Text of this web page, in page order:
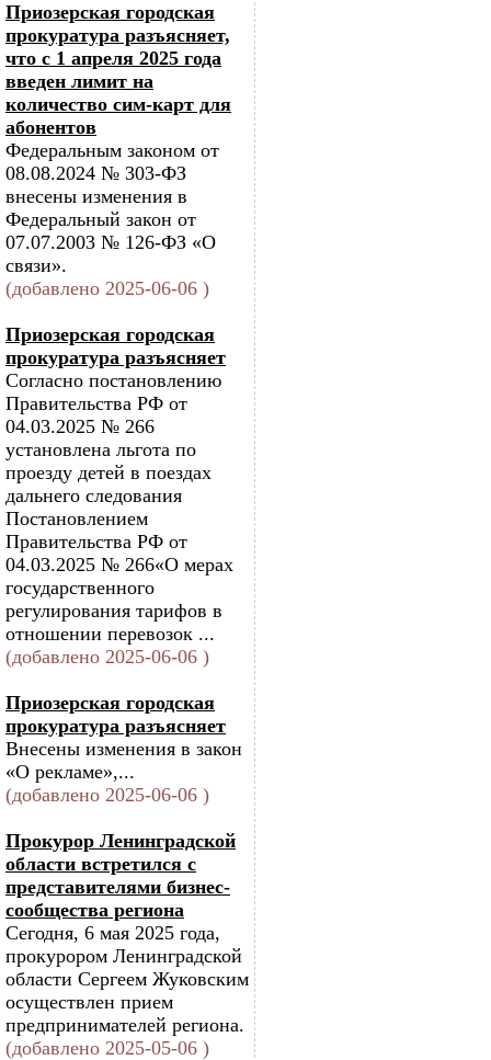
Приозерская городская
прокуратура разъясняет,
что с 1 апреля 2025 года
введен лимит на
количество сим-карт для
абонентов
Федеральным законом от
08.08.2024 № 303-ФЗ
внесены изменения в
Федеральный закон от
07.07.2003 № 126-ФЗ «О
связи».
(добавлено 2025-06-06 )
Приозерская городская
прокуратура разъясняет
Согласно постановлению
Правительства РФ от
04.03.2025 № 266
установлена льгота по
проезду детей в поездах
дальнего следования
Постановлением
Правительства РФ от
04.03.2025 № 266«О мерах
государственного
регулирования тарифов в
отношении перевозок ...
(добавлено 2025-06-06 )
Приозерская городская
прокуратура разъясняет
Внесены изменения в закон
«О рекламе»,...
(добавлено 2025-06-06 )
Прокурор Ленинградской
области встретился с
представителями бизнес-
сообщества региона
Сегодня, 6 мая 2025 года,
прокурором Ленинградской
области Сергеем Жуковским
осуществлен прием
предпринимателей региона.
(добавлено 2025-05-06 )